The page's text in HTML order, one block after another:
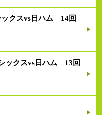
クスvs日ハム 14回
クスvs日ハム 13回